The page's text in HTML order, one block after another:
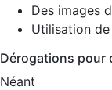
Des images
Utilisation
Dérogations pour
Néant